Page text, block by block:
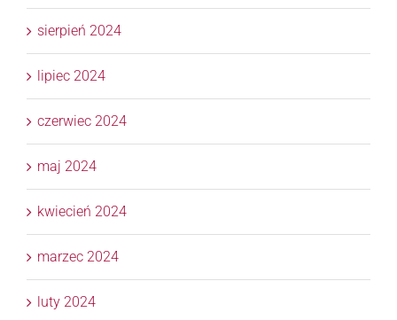
sierpień 2024
lipiec 2024
czerwiec 2024
maj 2024
kwiecień 2024
marzec 2024
luty 2024